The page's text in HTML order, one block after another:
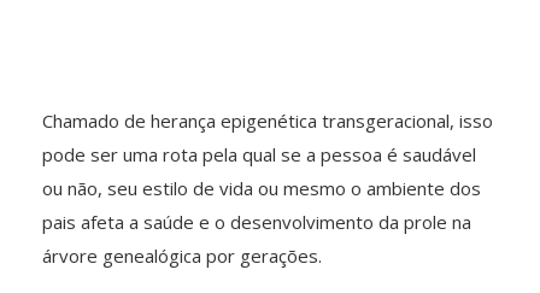
Chamado de herança epigenética transgeracional, isso
pode ser uma rota pela qual se a pessoa é saudável
ou não, seu estilo de vida ou mesmo o ambiente dos
pais afeta a saúde e o desenvolvimento da prole na
árvore genealógica por gerações.